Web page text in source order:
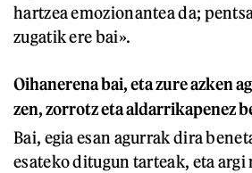
hartzea emozionantea da;
zugatik ere bai».
Oihanerena bai, eta zure azken
zen, zorrotz eta aldarrikapenez
Bai, egia esan agurrak dira
esateko ditugun tarteak, eta